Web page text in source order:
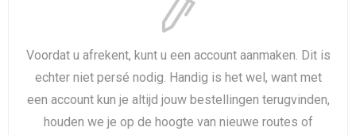
Voordat u afrekent, kunt u een account aanmaken. Dit is
echter niet persé nodig. Handig is het wel, want met
een account kun je altijd jouw bestellingen terugvinden,
houden we je op de hoogte van nieuwe routes of